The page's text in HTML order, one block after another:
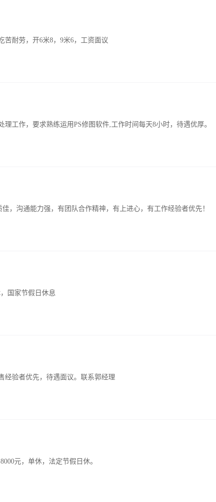
苦耐劳，开6米8，9米6，工资面议
工作，要求熟练运用PS修图软件,工作时间每天8小时，待遇优厚。
，沟通能力强，有团队合作精神，有上进心，有工作经验者优先！
国家节假日休息
经验者优先，待遇面议。联系郭经理
元，单休，法定节假日休。